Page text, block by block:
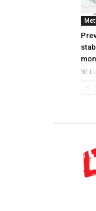
30